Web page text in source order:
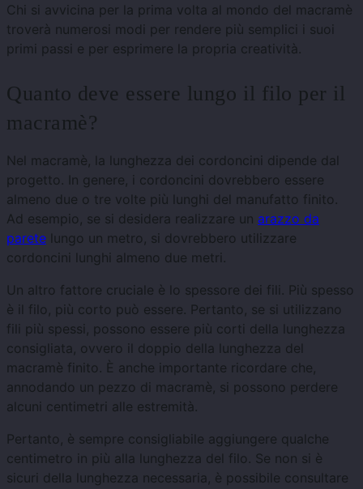
Chi si avvicina per la prima volta al mondo del macramè
troverà numerosi modi per rendere più semplici i suoi
primi passi e per esprimere la propria creatività.
Quanto deve essere lungo il filo per il
macramè?
Nel macramè, la lunghezza dei cordoncini dipende dal
progetto. In genere, i cordoncini dovrebbero essere
almeno due o tre volte più lunghi del manufatto finito.
Ad esempio, se si desidera realizzare un arazzo da
parete lungo un metro, si dovrebbero utilizzare
cordoncini lunghi almeno due metri.
Un altro fattore cruciale è lo spessore dei fili. Più spesso
è il filo, più corto può essere. Pertanto, se si utilizzano
fili più spessi, possono essere più corti della lunghezza
consigliata, ovvero il doppio della lunghezza del
macramè finito. È anche importante ricordare che,
annodando un pezzo di macramè, si possono perdere
alcuni centimetri alle estremità.
Pertanto, è sempre consigliabile aggiungere qualche
centimetro in più alla lunghezza del filo. Se non si è
sicuri della lunghezza necessaria, è possibile consultare